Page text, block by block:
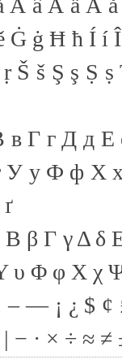
Â â Ä ä Å å
Ġ ġ Ħ ħ Í í Î
ṛ Š š Ş ş Ṣ ṣ
в Г г Д д Е
У у Ф ф Х
ґ
Β β Γ γ Δ δ
υ Φ φ Χ χ
– — ¡ ¿ $ ¢
| − · × ÷ ≈ ≠